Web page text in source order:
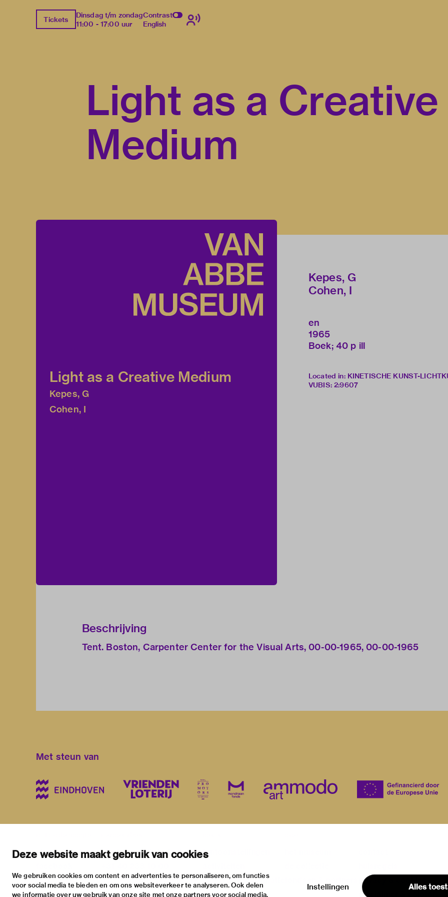
Deze website maakt gebruik van cookies
We gebruiken cookies om content en advertenties te personaliseren, om functies
voor social media te bieden en om ons websiteverkeer te analyseren. Ook delen
we informatie over uw gebruik van onze site met onze partners voor social media,
Alles
Instellingen
Tickets
Dinsdag t/m zondag
11:00 - 17:00 uur
Contrast
English
Light as a Creative
Medium
Light as a Creative Medium
Kepes, G
Cohen, I
Kepes, G
Cohen, I
en
1965
Boek; 40 p ill
Located in: KINETISCHE KUNST-
VUBIS: 2:9607
Beschrijving
Tent. Boston, Carpenter Center for the Visual Arts, 00-00-1965, 00-00-1965
Met steun van
nieuwsbrief
instagram
twitter
stratumsedijk 2 eindhoven
info@vanabbemuseum.nl
tentoonstellingen
praktische informatie
privacy & cookies
disclaimer & colofon